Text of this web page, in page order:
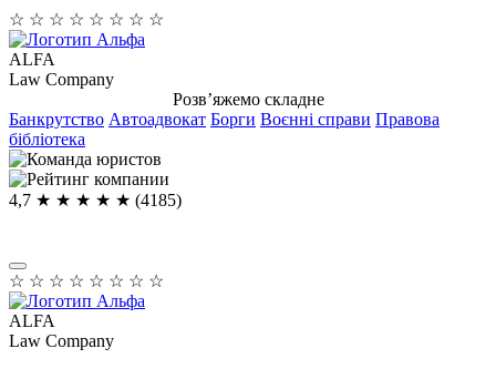
☆ ☆ ☆ ☆ ☆ ☆ ☆ ☆
ALFA
Law Company
Розв’яжемо складне
Банкрутство Автоадвокат Борги Воєнні справи Правова
бібліотека
4,7 ★ ★ ★ ★ ★ (4185)
☆ ☆ ☆ ☆ ☆ ☆ ☆ ☆
ALFA
Law Company